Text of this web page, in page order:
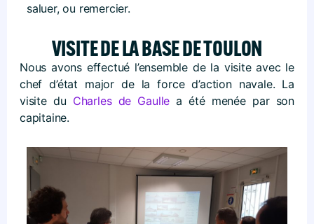
saluer, ou remercier.
VISITE DE LA BASE DE TOULON
Nous avons effectué l’ensemble de la visite avec le
chef d’état major de la force d’action navale. La
visite du Charles de Gaulle a été menée par son
capitaine.